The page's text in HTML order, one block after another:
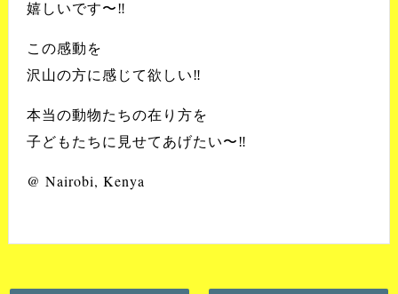
嬉しいです〜‼️
この感動を
沢山の方に感じて欲しい‼️
本当の動物たちの在り方を
子どもたちに見せてあげたい〜‼️
@ Nairobi, Kenya